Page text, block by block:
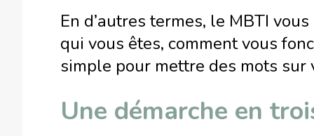
En d’autres termes, le MBTI
qui vous êtes, comment vous
simple pour mettre des mots sur
Une démarche en